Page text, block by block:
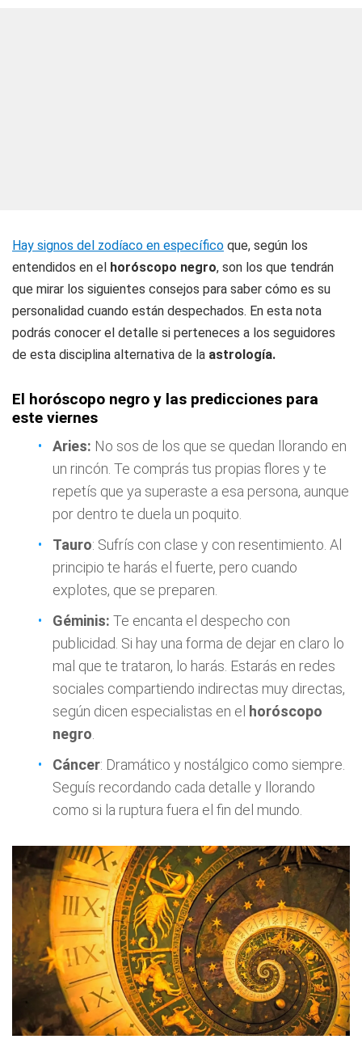
Hay signos del zodíaco en específico que, según los
entendidos en el horóscopo negro, son los que tendrán
que mirar los siguientes consejos para saber cómo es su
personalidad cuando están despechados. En esta nota
podrás conocer el detalle si perteneces a los seguidores
de esta disciplina alternativa de la astrología.
El horóscopo negro y las predicciones para
este viernes
Aries: No sos de los que se quedan llorando en
un rincón. Te comprás tus propias flores y te
repetís que ya superaste a esa persona, aunque
por dentro te duela un poquito.
Tauro: Sufrís con clase y con resentimiento. Al
principio te harás el fuerte, pero cuando
explotes, que se preparen.
Géminis: Te encanta el despecho con
publicidad. Si hay una forma de dejar en claro lo
mal que te trataron, lo harás. Estarás en redes
sociales compartiendo indirectas muy directas,
según dicen especialistas en el horóscopo
negro
Cáncer: Dramático y nostálgico como siempre.
Seguís recordando cada detalle y llorando
como si la ruptura fuera el fin del mundo.